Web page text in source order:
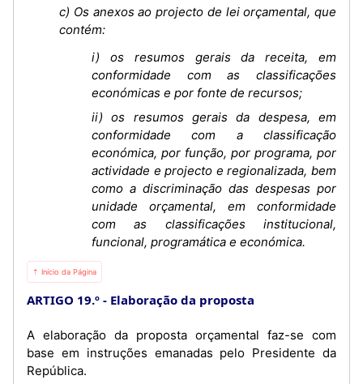
c) Os anexos ao projecto de lei orçamental, que
contém:
i) os resumos gerais da receita, em
conformidade com as classificações
económicas e por fonte de recursos;
ii) os resumos gerais da despesa, em
conformidade com a classificação
económica, por função, por programa, por
actividade e projecto e regionalizada, bem
como a discriminação das despesas por
unidade orçamental, em conformidade
com as classificações institucional,
funcional, programática e económica.
⇡ Início da Página
ARTIGO 19.º Elaboração da proposta
A elaboração da proposta orçamental faz-se com
base em instruções emanadas pelo Presidente da
República.